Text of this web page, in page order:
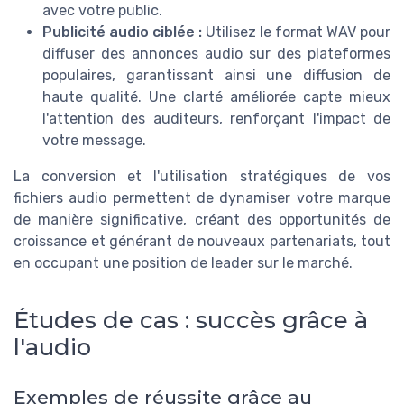
avec votre public.
Publicité audio ciblée : Utilisez le format WAV pour
diffuser des annonces audio sur des plateformes
populaires, garantissant ainsi une diffusion de
haute qualité. Une clarté améliorée capte mieux
l'attention des auditeurs, renforçant l'impact de
votre message.
La conversion et l'utilisation stratégiques de vos
fichiers audio permettent de dynamiser votre marque
de manière significative, créant des opportunités de
croissance et générant de nouveaux partenariats, tout
en occupant une position de leader sur le marché.
Études de cas : succès grâce à
l'audio
Exemples de réussite grâce au